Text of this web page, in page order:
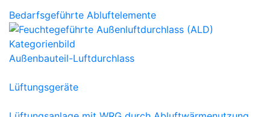
Bedarfsgeführte Abluftelemente
Außenbauteil-Luftdurchlass
Lüftungsgeräte